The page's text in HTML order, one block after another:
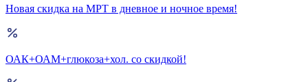
Новая скидка на МРТ в дневное и ночное время!
ОАК+ОАМ+глюкоза+хол. со скидкой!